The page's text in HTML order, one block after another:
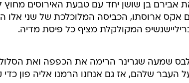
אבירם בן שושן יחד עם טבעת האירוסים מחוץ
אקס ארוסתו, הכביסה המלוכלכת של שני אלו
המקולקלת מציף כל פיסת מדיה.
שמעה שגרינר הרימה את הכפפה ואת
העבר שלהם, אז גם אנחנו הרמנו אליה פון